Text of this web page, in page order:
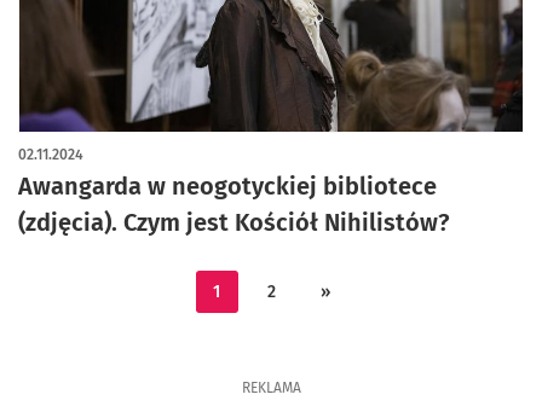
Awangarda w neogotyckiej bibliotece
(zdjęcia). Czym jest Kościół Nihilistów?
02.11.2024
artykuł z galerią zdjęć
1 2 »
REKLAMA